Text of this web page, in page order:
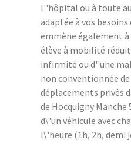
l''hôpital ou à toute
adaptée à vos
emmène également
élève à mobilité
infirmité ou d''une
non conventionnée
déplacements privés
de Hocquigny Manche
d\'un véhicule avec
l\'heure (1h, 2h, demi